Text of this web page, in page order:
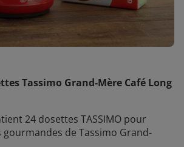
Tassimo Grand-Mère Café Long
24 dosettes TASSIMO pour
gourmandes de Tassimo Grand-